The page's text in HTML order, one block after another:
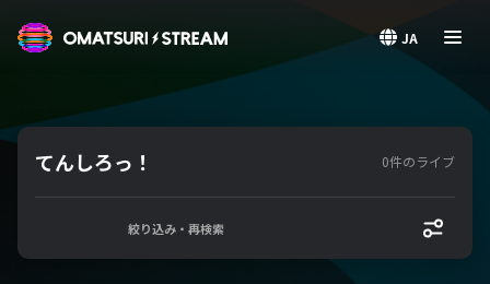
JA
てんしろっ！ 0件のライブ
絞り込み・再検索